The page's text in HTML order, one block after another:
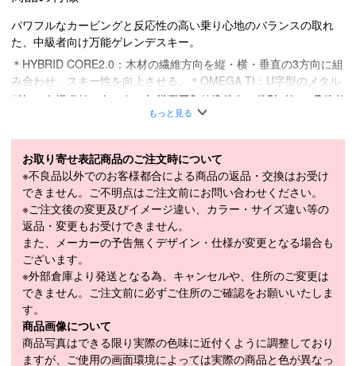
パワフルなカービングと反応性の高い乗り心地のバランスの取れ
た、中級者向け万能ゲレンデスキー。
＊HYBRID CORE2.0：木材の繊維方向を縦・横・垂直の3方向に組
み合わせ、スキー性を向上させる。＊OMEGA TI：U字型のメタル
プレートにより、トーションの強度を高めスムースなフレックスと
エッジコントロールが可能。
■SPECIFICATION
モデル
DAOZ505WP
LENGTH（cm）
158cm / 166cm / 174cm / 182cm
SIDECUT（mm）
158cm（118-68-103mm）、166cm（119-
69-104mm）、174cm（120-70-105mm）、
182cm（120-71-105mm）
RADIUS（m）
158cm（11m）、166cm（13m）、
174cm（15m）、182cm（17m）
WEIGHT（1/2g）
ブーツソール規格
アルペン規格 (ISO5355) GRIP WALK
(ISO23223)
もっと見る
お取り寄せ表記商品のご注文時について
※不良品以外でのお客様都合による商品の返品・交換はお受け
できません。ご不明点はご注文前にお問い合わせください。
※ご注文後の変更及びイメージ違い、カラー・サイズ違い等の
返品・変更もお受けできません。
また、メーカーの予告無くデザイン・仕様が変更となる場合も
ございます。
※外部倉庫より発送となる為、キャンセルや、住所のご変更は
できません。ご注文前に必ずご住所のご確認をお願いいたしま
す。
商品画像について
商品写真はできる限り実際の色味に近付くように調整しており
ますが、ご使用の画面環境によっては実際の商品と色が異なっ